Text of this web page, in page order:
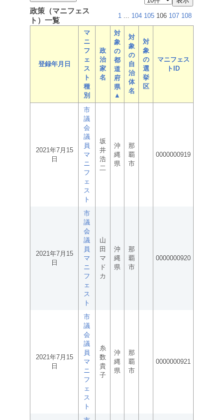
政策（マニフェス
ト）一覧
1 ... 104 105 106 107 108
登録年月日
マ
ニ
フ
ェ
ス
ト
種
別
政
治
家
名
対
象
の
都
道
府
県
▲
対
象
の
自
治
体
名
対
象
の
選
挙
区
マニフェス
トID
2021年7月15
日
市
議
会
議
員
マ
ニ
フ
ェ
ス
ト
坂
井
浩
二
沖
縄
県
那
覇
市
0000000919
2021年7月15
日
市
議
会
議
員
マ
ニ
フ
ェ
ス
ト
山
田
マ
ド
カ
沖
縄
県
那
覇
市
0000000920
2021年7月15
日
市
議
会
議
員
マ
ニ
フ
ェ
ス
ト
糸
数
貴
子
沖
縄
県
那
覇
市
0000000921